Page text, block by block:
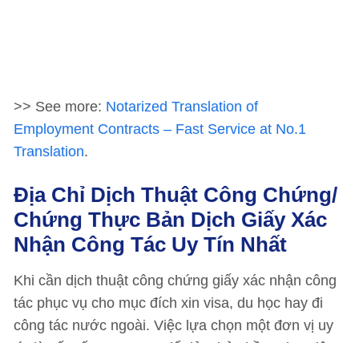
>> See more: Notarized Translation of
Employment Contracts – Fast Service at No.1
Translation.
Địa Chỉ Dịch Thuật Công Chứng/
Chứng Thực Bản Dịch Giấy Xác
Nhận Công Tác Uy Tín Nhất
Khi cần dịch thuật công chứng giấy xác nhận công
tác phục vụ cho mục đích xin visa, du học hay đi
công tác nước ngoài. Việc lựa chọn một đơn vị uy